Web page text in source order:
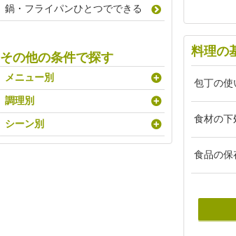
料理の
包丁の使
食材の下
食品の保
鍋・フライパンひとつでできる
その他の条件で探す
メニュー別
調理別
シーン別